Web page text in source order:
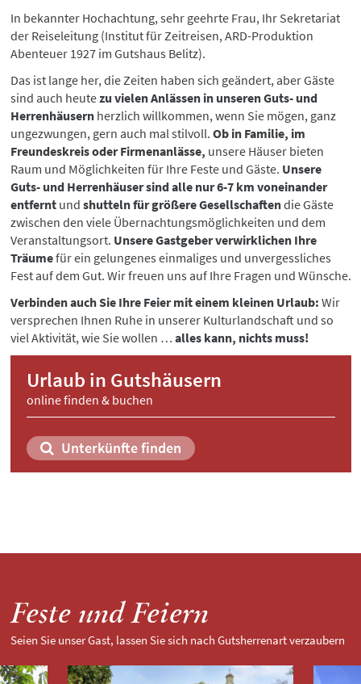
In bekannter Hochachtung, sehr geehrte Frau, Ihr Sekretariat
der Reiseleitung (Institut für Zeitreisen, ARD-Produktion
Abenteuer 1927 im Gutshaus Belitz).
Das ist lange her, die Zeiten haben sich geändert, aber Gäste
sind auch heutezu vielen Anlässen in unseren Guts- und
Herrenhäusernherzlich willkommen, wenn Sie mögen, ganz
ungezwungen, gern auch mal stilvoll. Ob in Familie, im
Freundeskreis oder Firmenanlässe, unsere Häuser bieten
Raum und Möglichkeiten für Ihre Feste und Gäste. Unsere
Guts- und Herrenhäuser sind alle nur 6-7 km voneinander
entfernt und shutteln für größere Gesellschaftendie Gäste
zwischen den viele Übernachtungsmöglichkeiten und dem
Veranstaltungsort. Unsere Gastgeber verwirklichen Ihre
Träumefür ein gelungenes einmaliges und unvergessliches
Fest auf dem Gut. Wir freuen uns auf Ihre Fragen und Wünsche.
Verbinden auch Sie Ihre Feier mit einem kleinen Urlaub: Wir
versprechen Ihnen Ruhe in unserer Kulturlandschaft und so
viel Aktivität, wie Sie wollen … alles kann, nichts muss!
Urlaub in Gutshäusern
online finden & buchen
Unterkünfte finden
Feste und Feiern
Seien Sie unser Gast, lassen Sie sich nach Gutsherrenart verzaubern